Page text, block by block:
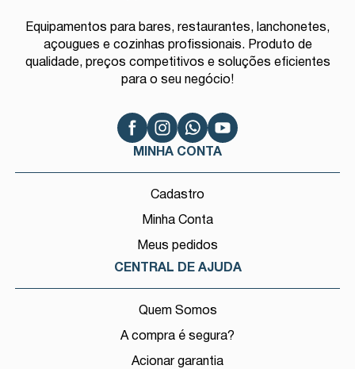
Equipamentos para bares, restaurantes, lanchonetes,
açougues e cozinhas profissionais. Produto de
qualidade, preços competitivos e soluções eficientes
para o seu negócio!
MINHA CONTA
Cadastro
Minha Conta
Meus pedidos
CENTRAL DE AJUDA
Quem Somos
A compra é segura?
Acionar garantia